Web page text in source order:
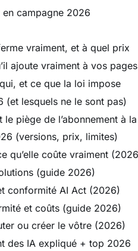
en campagne 2026
vraiment, et à quel prix
ajoute vraiment à vos pages
et ce que la loi impose
(et lesquels ne le sont pas)
piège de l’abonnement à
(versions, prix, limites)
qu’elle coûte vraiment
(guide 2026)
conformité AI Act (2026)
et coûts (guide 2026)
ou créer le vôtre (2026)
des IA expliqué + top 2026